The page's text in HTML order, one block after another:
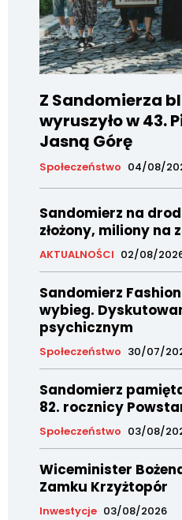
Z Sandomierza
wyruszyło w 43.
Jasną Górę
Społeczeństwo 04/08/
Sandomierz na
złożony, miliony na
AKTUALNOŚCI 02/08/
Sandomierz
wybieg.
psychicznym
Społeczeństwo 30/07/
Sandomierz
82. rocznicy
Społeczeństwo 03/08/
Wiceminister
Zamku Krzyżtopór
Inwestycje 03/08/2026